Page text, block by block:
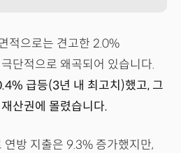
적으로는 견고한 2.0%
단적으로 왜곡되어 있습니다.
급등(3년 내 최고치)했고, 그
산권에 몰렸습니다.
방 지출은 9.3% 증가했지만,